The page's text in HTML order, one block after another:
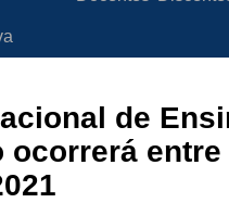
de
ocorrerá entre